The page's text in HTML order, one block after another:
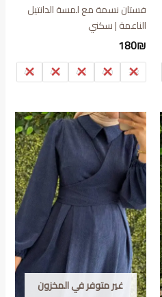
فستان نسمة مع لمسة الدانتيل
الناعمة | سكني
180₪
38
40
42
44
46
غير متوفر في المخزون